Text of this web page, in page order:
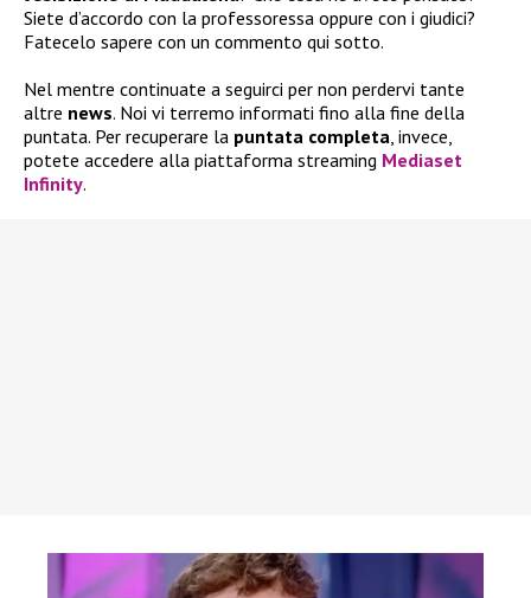
Siete d’accordo con la professoressa oppure con i giudici?
Fatecelo sapere con un commento qui sotto.
Nel mentre continuate a seguirci per non perdervi tante
altre news. Noi vi terremo informati fino alla fine della
puntata. Per recuperare la puntata completa, invece,
potete accedere alla piattaforma streaming Mediaset
Infinity.